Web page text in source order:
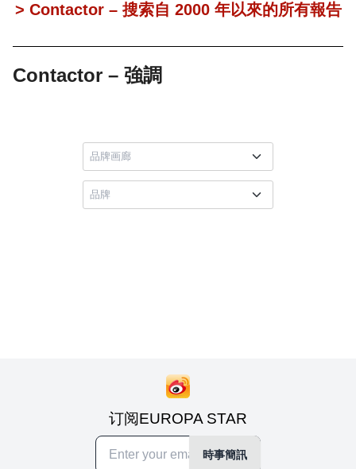
> Contactor – 搜索自 2000 年以來的所有報告
Contactor – 強調
订阅EUROPA STAR
時事簡訊